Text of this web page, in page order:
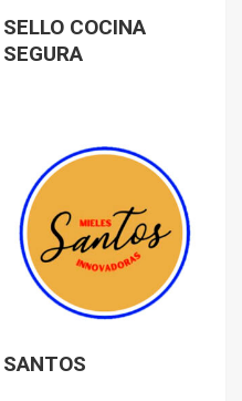
SELLO COCINA
SEGURA
SANTOS